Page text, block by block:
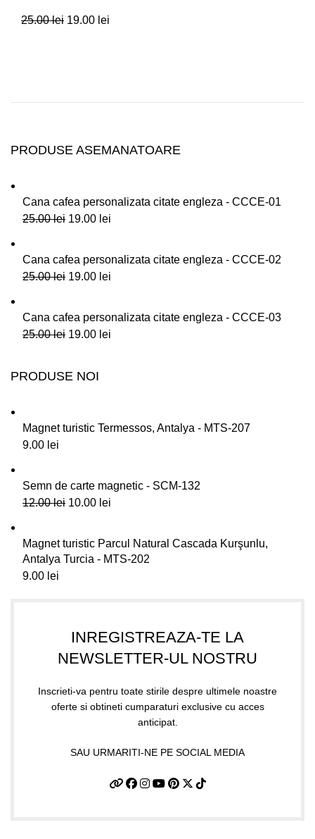
25.00lei 19.00 lei
PRODUSE ASEMANATOARE
Cana cafea personalizata citate engleza - CCCE-01
25.00lei 19.00 lei
Cana cafea personalizata citate engleza - CCCE-02
25.00lei 19.00 lei
Cana cafea personalizata citate engleza - CCCE-03
25.00lei 19.00 lei
PRODUSE NOI
Magnet turistic Termessos, Antalya - MTS-207
9.00 lei
Semn de carte magnetic - SCM-132
12.00lei 10.00 lei
Magnet turistic Parcul Natural Cascada Kurşunlu,
Antalya Turcia - MTS-202
9.00 lei
INREGISTREAZA-TE LA
NEWSLETTER-UL NOSTRU
Inscrieti-va pentru toate stirile despre ultimele noastre
oferte si obtineti cumparaturi exclusive cu acces
anticipat.
SAU URMARITI-NE PE SOCIAL MEDIA